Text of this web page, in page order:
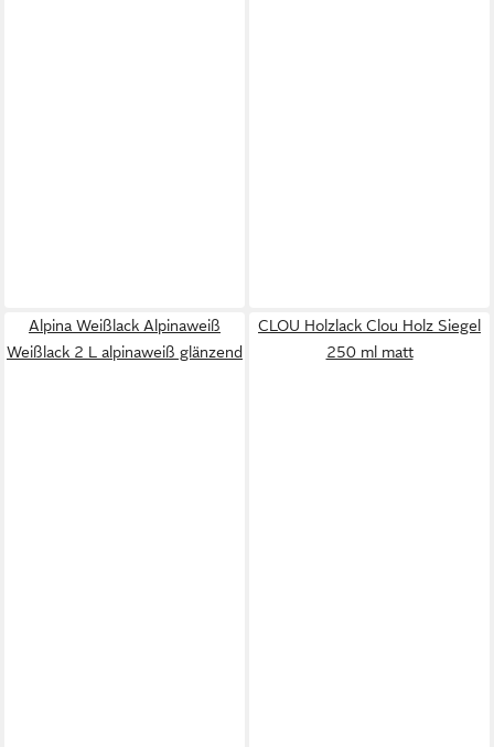
Alpina Weißlack Alpinaweiß
Weißlack 2 L alpinaweiß glänzend
CLOU Holzlack Clou Holz Siegel
250 ml matt